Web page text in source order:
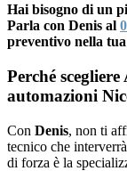
Hai bisogno di un
Parla con Denis al
preventivo nella
Perché
automazioni
Con Denis, non ti
tecnico che
di forza è la